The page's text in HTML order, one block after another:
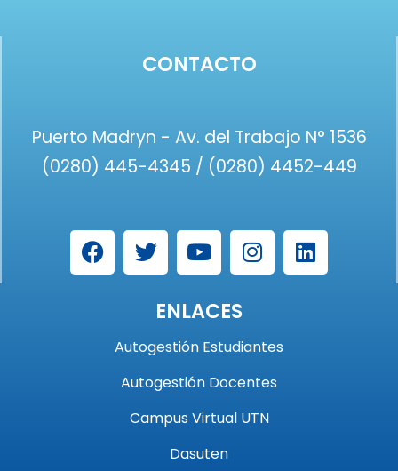
CONTACTO
Puerto Madryn - Av. del Trabajo N° 1536
(0280) 445-4345 / (0280) 4452-449
ENLACES
Autogestión Estudiantes
Autogestión Docentes
Campus Virtual UTN
Dasuten